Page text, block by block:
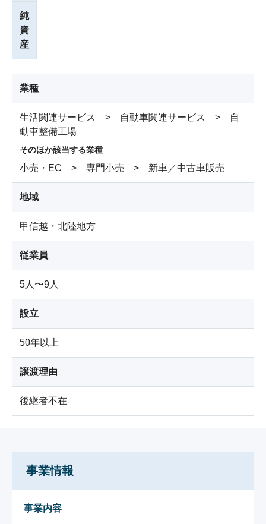
純
資
産
業種
生活関連サービス > 自動車関連サービス > 自
動車整備工場
そのほか該当する業種
小売・EC > 専門小売 > 新車／中古車販売
地域
甲信越・北陸地方
従業員
5人〜9人
設立
50年以上
譲渡理由
後継者不在
事業情報
事業内容